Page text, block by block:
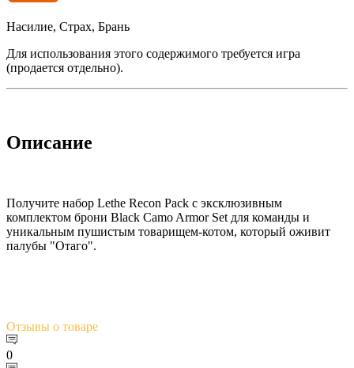
Насилие, Страх, Брань
Для использования этого содержимого требуется игра
(продается отдельно).
Описание
Получите набор Lethe Recon Pack с эксклюзивным
комплектом брони Black Camo Armor Set для команды и
уникальным пушистым товарищем-котом, который оживит
палубы "Отаго".
Отзывы о товаре
0